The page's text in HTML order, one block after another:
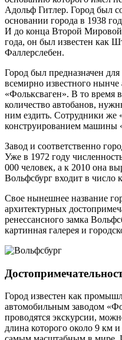
Адольф Гитлер. Город был
основании города в 1938
И до конца Второй
года, он был известен как
Фаллерслебен.
Город был предназначен
всемирно известного
«Фольксваген». В то время
количество автобанов,
ним ездить. Сотрудники же
конструированием машины
Завод и соответственно
Уже в 1972 году
000 человек, а к 2010 она
Вольфсбург входит в число
Свое нынешнее название
архитектурных
ренессансного замка
картинная галерея и
Город известен как
автомобильным заводом
проводятся экскурсии,
длина которого около 9 км